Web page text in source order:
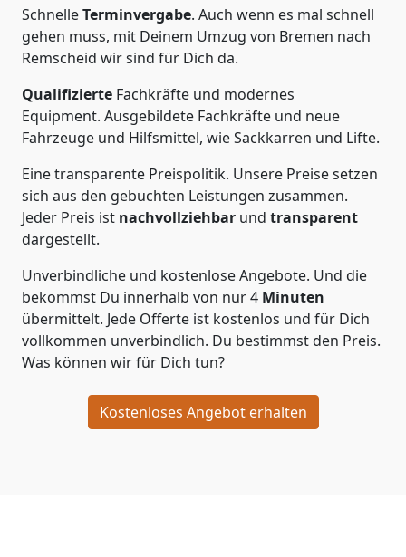
SchnelleTerminvergabe. Auch wenn es mal schnell
gehen muss, mit Deinem Umzug von Bremen nach
Remscheid wir sind für Dich da.
Qualifizierte Fachkräfte und modernes
Equipment. Ausgebildete Fachkräfte und neue
Fahrzeuge und Hilfsmittel, wie Sackkarren und Lifte.
Eine transparente Preispolitik. Unsere Preise setzen
sich aus den gebuchten Leistungen zusammen.
Jeder Preis ist nachvollziehbar und transparent
dargestellt.
Unverbindliche und kostenlose Angebote. Und die
bekommst Du innerhalb von nur4 Minuten
übermittelt. Jede Offerte ist kostenlos und für Dich
vollkommen unverbindlich. Du bestimmst den Preis.
Was können wir für Dich tun?
Kostenloses Angebot erhalten